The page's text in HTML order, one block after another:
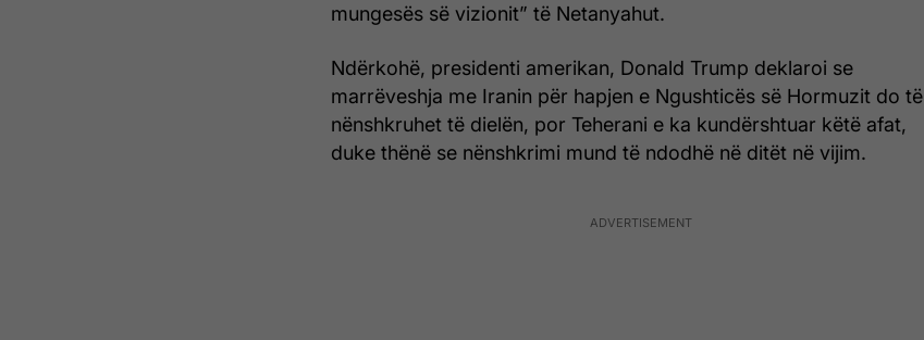
mungesës së vizionit” të Netanyahut.
Ndërkohë, presidenti amerikan, Donald Trump deklaroi se
marrëveshja me Iranin për hapjen e Ngushticës së Hormuzit do të
nënshkruhet të dielën, por Teherani e ka kundërshtuar këtë afat,
duke thënë se nënshkrimi mund të ndodhë në ditët në vijim.